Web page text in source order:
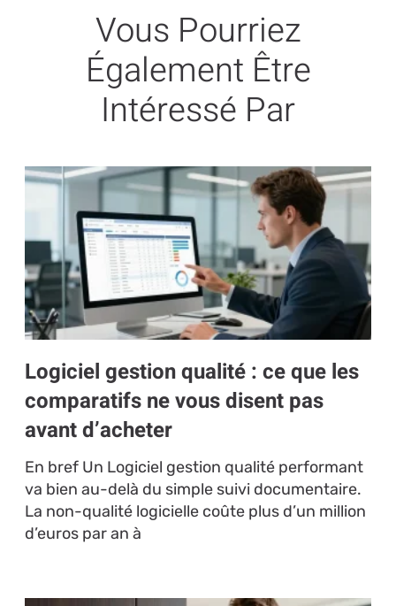
Vous Pourriez
Également Être
Intéressé Par
Logiciel gestion qualité : ce que les
comparatifs ne vous disent pas
avant d’acheter
En bref Un Logiciel gestion qualité performant
va bien au-delà du simple suivi documentaire.
La non-qualité logicielle coûte plus d’un million
d’euros par an à